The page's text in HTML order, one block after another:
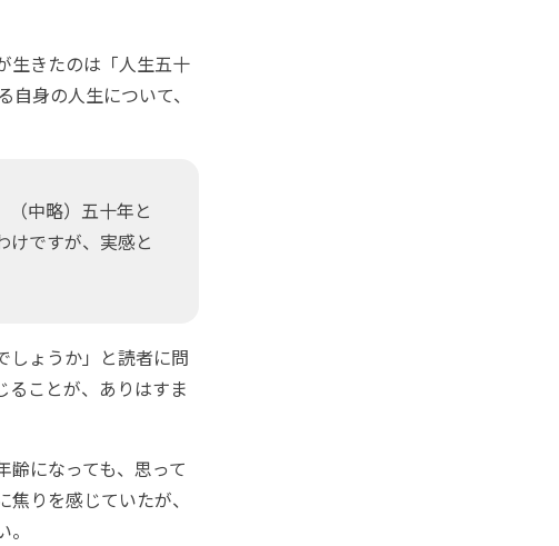
生きたのは「人生五十
身の人生について、
中略）五十年と
けですが、実感と
しょうか」と読者に問
ことが、ありはすま
になっても、思って
りを感じていたが、